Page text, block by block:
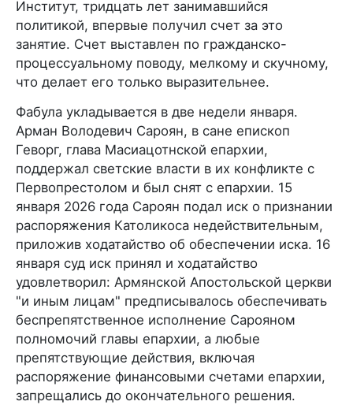
Институт, тридцать лет занимавшийся
политикой, впервые получил счет за это
занятие. Счет выставлен по гражданско-
процессуальному поводу, мелкому и скучному,
что делает его только выразительнее.
Фабула укладывается в две недели января.
Арман Володевич Сароян, в сане епископ
Геворг, глава Масиацотнской епархии,
поддержал светские власти в их конфликте с
Первопрестолом и был снят с епархии. 15
января 2026 года Сароян подал иск о признании
распоряжения Католикоса недействительным,
приложив ходатайство об обеспечении иска. 16
января суд иск принял и ходатайство
удовлетворил: Армянской Апостольской церкви
"и иным лицам" предписывалось обеспечивать
беспрепятственное исполнение Сарояном
полномочий главы епархии, а любые
препятствующие действия, включая
распоряжение финансовыми счетами епархии,
запрещались до окончательного решения.